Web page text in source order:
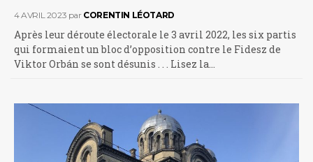
4 AVRIL 2023 par CORENTIN LÉOTARD
Après leur déroute électorale le 3 avril 2022, les six partis
qui formaient un bloc d’opposition contre le Fidesz de
Viktor Orbán se sont désunis . . . Lisez la…